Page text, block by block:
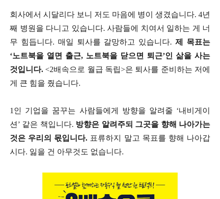
회사에서 시달리다 보니 저도 마음에 병이 생겼습니다. 4년
째 병원을 다니고 있습니다. 사람들에 치여서 일하는 게 너
무 힘듭니다. 매일 퇴사를 갈망하고 있습니다.제 목표는
‘노트북을 열면 출근, 노트북을 닫으면 퇴근’인 삶을 사는
것입니다. <2배속으로 월급 독립>은 퇴사를 준비하는 저에
게 큰 힘을 줬습니다.
1인 기업을 꿈꾸는 사람들에게 방향을 알려줄 ‘내비게이
션’ 같은 책입니다. 방향은 알려주되 그곳을 향해 나아가는
것은 우리의 몫입니다. 표류하지 말고 목표를 향해 나아갑
시다. 잃을 건 아무것도 없습니다.